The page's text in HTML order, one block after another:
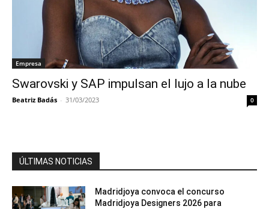
Empresa
Swarovski y SAP impulsan el lujo a la nube
Beatriz Badás - 31/03/2023 0
ÚLTIMAS NOTICIAS
Madridjoya convoca el concurso
Madridjoya Designers 2026 para